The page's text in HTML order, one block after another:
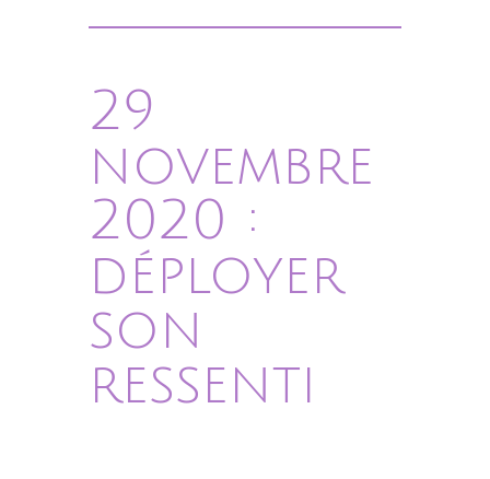
29
novembre
2020 :
déployer
son
ressenti